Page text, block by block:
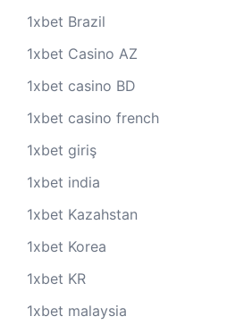
1xbet Brazil
1xbet Casino AZ
1xbet casino BD
1xbet casino french
1xbet giriş
1xbet india
1xbet Kazahstan
1xbet Korea
1xbet KR
1xbet malaysia